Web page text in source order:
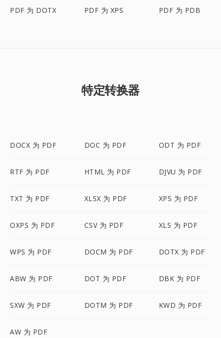
PDF 为 DOTX PDF 为 XPS PDF 为 PDB
特定转换器
DOCX 为 PDF DOC 为 PDF ODT 为 PDF
RTF 为 PDF HTML 为 PDF DJVU 为 PDF
TXT 为 PDF XLSX 为 PDF XPS 为 PDF
OXPS 为 PDF CSV 为 PDF XLS 为 PDF
WPS 为 PDF DOCM 为 PDF DOTX 为 PDF
ABW 为 PDF DOT 为 PDF DBK 为 PDF
SXW 为 PDF DOTM 为 PDF KWD 为 PDF
AW 为 PDF